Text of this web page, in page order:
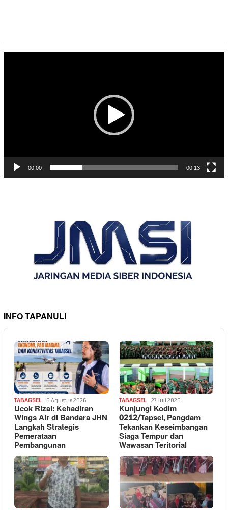
00:00 00:13
INFO TAPANULI
TABAGSEL 6 Agustus 2026
Ucok Rizal: Kehadiran
Wings Air di Bandara JHN
Langkah Strategis
Pemerataan
Pembangunan
TABAGSEL 27 Juli 2026
Kunjungi Kodim
0212/Tapsel, Pangdam
Tekankan Keseimbangan
Siaga Tempur dan
Wawasan Teritorial